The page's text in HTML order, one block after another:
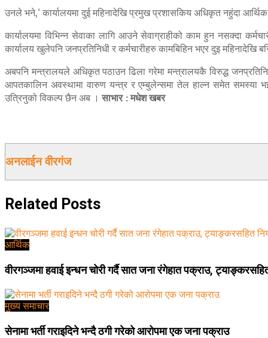
उनले भने,‘ कार्यालयमा दुई महिनादेखि प्रमुख प्रशासकिय अधिकृत नहुंदा
कार्यालयमा विभिन्न सेवाका लागि आउने सेवाग्राहीको काम हुन नसक्दा
कार्यालय खुलेपनि जनप्रतिनिधी र कर्मचारीहरु कामबिहिन भएर दुइ महिनादेखि
अबपनि मन्त्रालयले अधिकृत पठाउन ढिला गरेमा मन्त्रालयकै विरुद्ध
आपतकालिन अवस्थामा वारुण यन्त्र र एम्बुलेन्समा तेल हाल्न समेत समस्या
उत्रिनुको विकल्प छैन अब ।साभार : मधेश खबर
अनलाईन वीरगंज
Related Posts
आर्थिक
वीरगञ्जमा हवाई इन्धन चोरी गर्दै सात जना रंगेहात पक्राउ,
मुख्य समाचार
सेनामा भर्ती गराइदिने भन्दै ठगी गरेको आरोपमा एक जना पक्राउ